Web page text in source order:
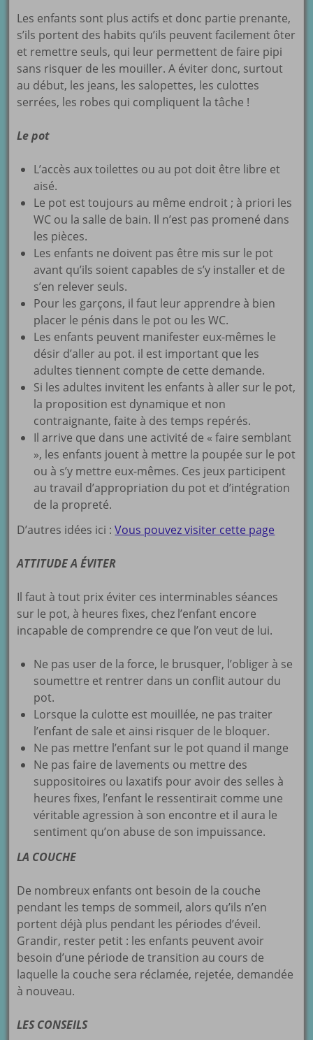
Les enfants sont plus actifs et donc partie prenante,
s’ils portent des habits qu’ils peuvent facilement ôter
et remettre seuls, qui leur permettent de faire pipi
sans risquer de les mouiller. A éviter donc, surtout
au début, les jeans, les salopettes, les culottes
serrées, les robes qui compliquent la tâche !
Le pot
L’accès aux toilettes ou au pot doit être libre et
aisé.
Le pot est toujours au même endroit ; à priori les
WC ou la salle de bain. Il n’est pas promené dans
les pièces.
Les enfants ne doivent pas être mis sur le pot
avant qu’ils soient capables de s’y installer et de
s’en relever seuls.
Pour les garçons, il faut leur apprendre à bien
placer le pénis dans le pot ou les WC.
Les enfants peuvent manifester eux-mêmes le
désir d’aller au pot. il est important que les
adultes tiennent compte de cette demande.
Si les adultes invitent les enfants à aller sur le pot,
la proposition est dynamique et non
contraignante, faite à des temps repérés.
Il arrive que dans une activité de « faire semblant
», les enfants jouent à mettre la poupée sur le pot
ou à s’y mettre eux-mêmes. Ces jeux participent
au travail d’appropriation du pot et d’intégration
de la propreté.
D’autres idées ici :Vous pouvez visiter cette page
ATTITUDE A ÉVITER
Il faut à tout prix éviter ces interminables séances
sur le pot, à heures fixes, chez l’enfant encore
incapable de comprendre ce que l’on veut de lui.
Ne pas user de la force, le brusquer, l’obliger à se
soumettre et rentrer dans un conflit autour du
pot.
Lorsque la culotte est mouillée, ne pas traiter
l’enfant de sale et ainsi risquer de le bloquer.
Ne pas mettre l’enfant sur le pot quand il mange
Ne pas faire de lavements ou mettre des
suppositoires ou laxatifs pour avoir des selles à
heures fixes, l’enfant le ressentirait comme une
véritable agression à son encontre et il aura le
sentiment qu’on abuse de son impuissance.
LA COUCHE
De nombreux enfants ont besoin de la couche
pendant les temps de sommeil, alors qu’ils n’en
portent déjà plus pendant les périodes d’éveil.
Grandir, rester petit : les enfants peuvent avoir
besoin d’une période de transition au cours de
laquelle la couche sera réclamée, rejetée, demandée
à nouveau.
LES CONSEILS